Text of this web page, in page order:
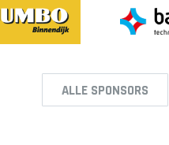
ALLE SPONSORS